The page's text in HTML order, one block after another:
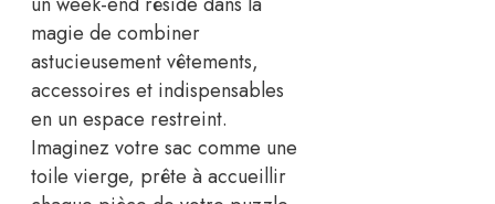
magie de combiner
astucieusement vêtements,
accessoires et indispensables
en un espace restreint.
Imaginez votre sac comme une
toile vierge, prête à accueillir